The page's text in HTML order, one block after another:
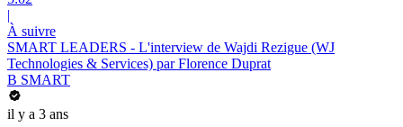
|
À suivre
SMART LEADERS - L'interview de Wajdi Rezigue (WJ
Technologies & Services) par Florence Duprat
B SMART
il y a 3 ans